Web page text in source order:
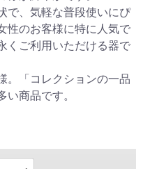
で、気軽な普段使いにぴ
性のお客様に特に人気で
くご利用いただける器で
。「コレクションの一品
い商品です。